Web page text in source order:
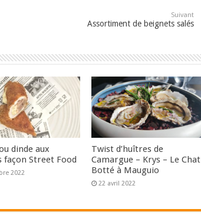
Suivant
Assortiment de beignets salés
dinde aux
façon Street Food
2022
Twist d’huîtres de
Camargue – Krys – Le Chat
Botté à Mauguio
22 avril 2022